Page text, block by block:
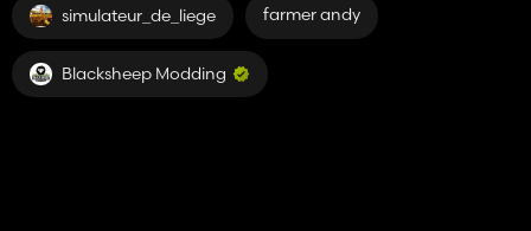
simulateur_de_liege farmer andy
Blacksheep Modding